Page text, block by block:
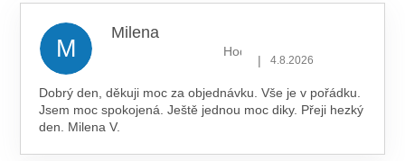
M
Milena
Hodnocení obchodu je 5 z 5
| 4.8.2026
Dobrý den, děkuji moc za objednávku. Vše je v pořádku.
Jsem moc spokojená. Ještě jednou moc diky. Přeji hezký
den. Milena V.